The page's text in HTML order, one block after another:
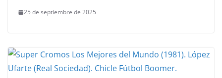
25 de septiembre de 2025